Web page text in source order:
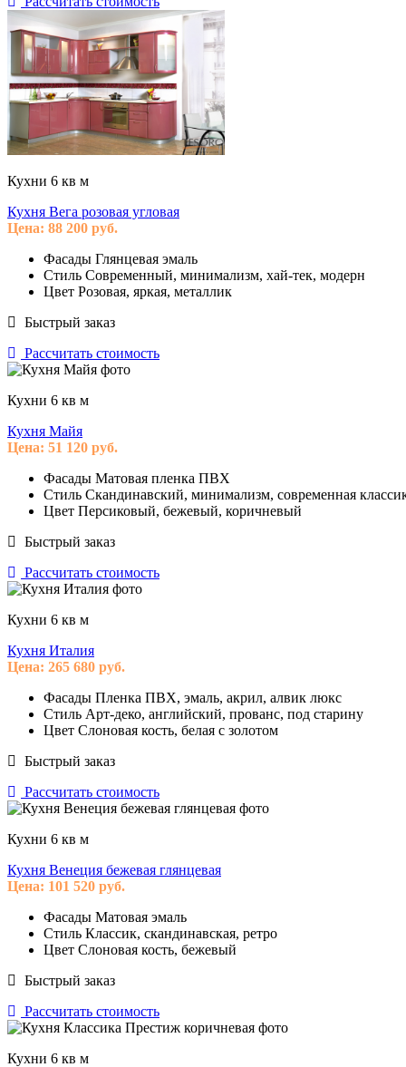
Кухни 6 кв м
Кухня Вега розовая угловая
Цена: 88 200 руб.
Фасады Глянцевая эмаль
Стиль Современный, минимализм, хай-тек, модерн
Цвет Розовая, яркая, металлик
Быстрый заказ
Рассчитать стоимость
Кухни 6 кв м
Кухня Майя
Цена: 51 120 руб.
Фасады Матовая пленка ПВХ
Стиль Скандинавский, минимализм, современная
Цвет Персиковый, бежевый, коричневый
Быстрый заказ
Рассчитать стоимость
Кухни 6 кв м
Кухня Италия
Цена: 265 680 руб.
Фасады Пленка ПВХ, эмаль, акрил, алвик люкс
Стиль Арт-деко, английский, прованс, под старину
Цвет Слоновая кость, белая с золотом
Быстрый заказ
Рассчитать стоимость
Кухни 6 кв м
Кухня Венеция бежевая глянцевая
Цена: 101 520 руб.
Фасады Матовая эмаль
Стиль Классик, скандинавская, ретро
Цвет Слоновая кость, бежевый
Быстрый заказ
Рассчитать стоимость
Кухни 6 кв м